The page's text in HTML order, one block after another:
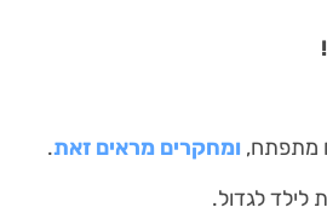
מתפתח, ומחקרים מראים זאת.
לגדול.